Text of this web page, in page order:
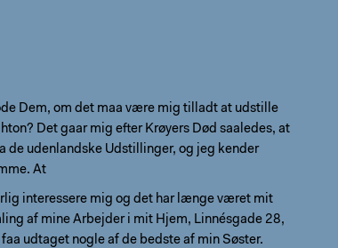
Dem, om det maa være mig tilladt at udstille
Det gaar mig efter Krøyers Død saaledes, at
de udenlandske Udstillinger, og jeg kender
At
interessere mig og det har længe været mit
af mine Arbejder i mit Hjem, Linnésgade 28,
udtaget nogle af de bedste af min Søster.